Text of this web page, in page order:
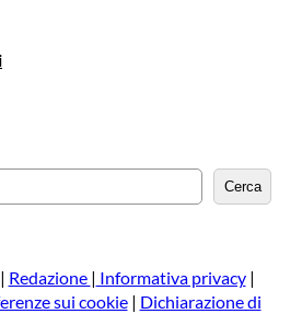
e
a
Cerca
Redazione | Informativa privacy|
sui cookie| Dichiarazione di